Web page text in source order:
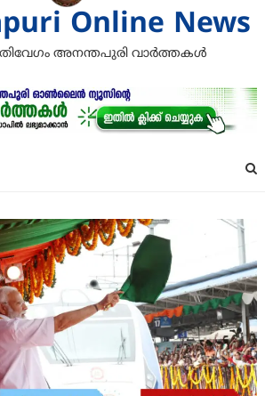
Online News
അനന്തപുരി വാര്‍ത്തകള്‍